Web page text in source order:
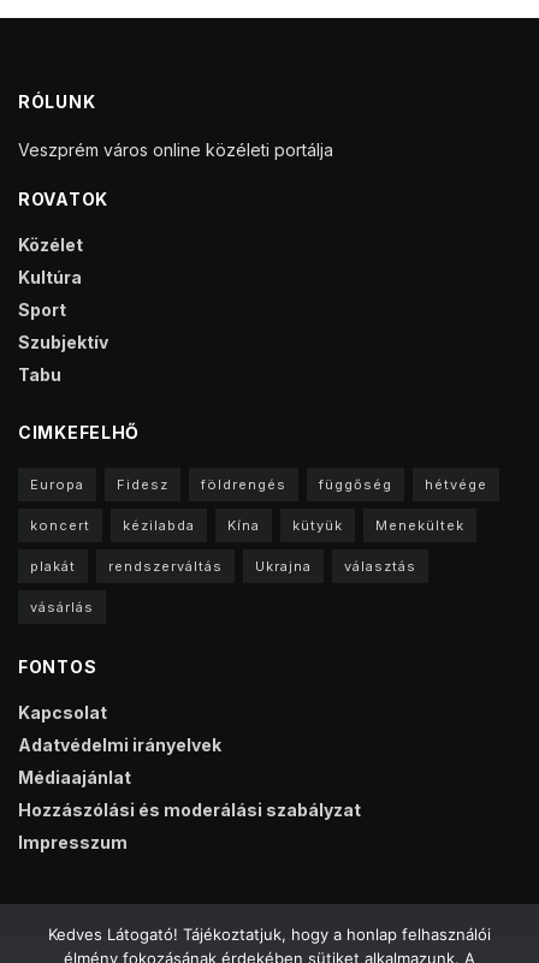
RÓLUNK
Veszprém város online közéleti portálja
ROVATOK
Közélet
Kultúra
Sport
Szubjektív
Tabu
CIMKEFELHŐ
Europa Fidesz földrengés függőség hétvége
koncert kézilabda Kína kütyük Menekültek
plakát rendszerváltás Ukrajna választás
vásárlás
FONTOS
Kapcsolat
Adatvédelmi irányelvek
Médiaajánlat
Hozzászólási és moderálási szabályzat
Impresszum
Kedves Látogató! Tájékoztatjuk, hogy a honlap felhasználói
élmény fokozásának érdekében sütiket alkalmazunk. A